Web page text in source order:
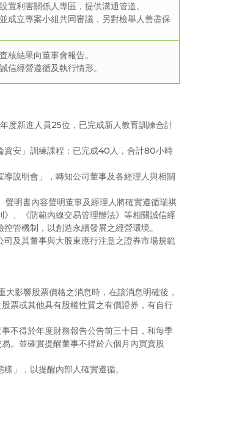
置利害關係人專區，提供溝通管道。
成立專案小組共同審議，另對檢舉人善盡保
核結果向董事會報告。
信經營遵循及執行情形。
度新進人員25位，已完成新人教育訓練合計
資安」訓練課程：已完成40人，合計80小時
說明會」，轉知公司董事及各經理人與相關
明書內容聲明董事及經理人將確實遵循瑞祺
、《防範內線交易管理辦法》等相關誠信經
管機制，以創造永續發展之經營環境。
及其董事與大股東應行注意之證券市場規範
影響股票價格之消息時，在該消息明確後，
票或其他具有股權性質之有價證券，有自行
不得於年度財務報告公告前三十日，和每季
。並確實提醒董事不得於六個月內買賣股
」，以提醒內部人確實遵循。